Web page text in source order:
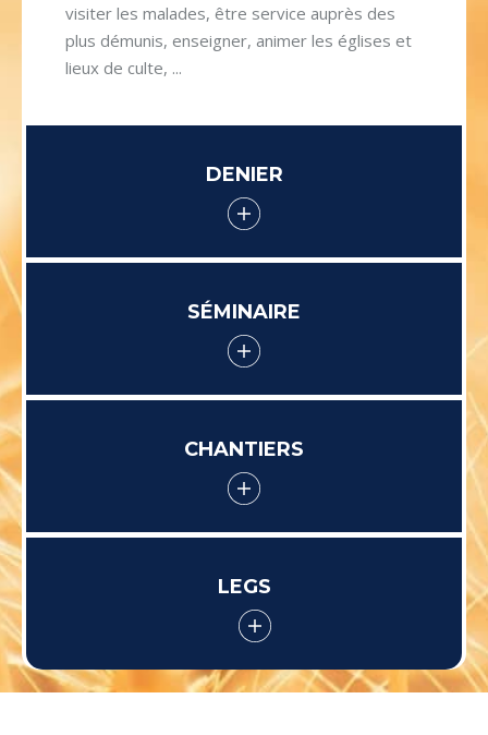
visiter les malades, être service auprès des
plus démunis, enseigner, animer les églises et
lieux de culte, ...
DENIER
SÉMINAIRE
CHANTIERS
LEGS